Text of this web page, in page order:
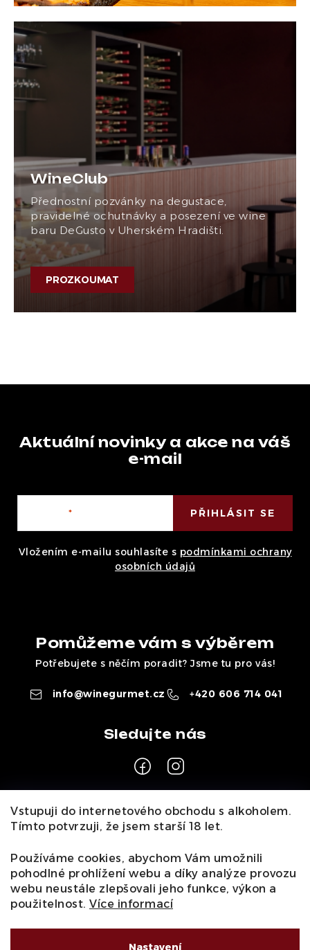
Vstupuji do internetového obchodu s alkoholem.
Tímto potvrzuji, že jsem starší 18 let.
Používáme cookies, abychom Vám umožnili
pohodlné prohlížení webu a díky analýze provozu
webu neustále zlepšovali jeho funkce, výkon a
použitelnost. Více informací
Nastavení
WineClub
Přednostní pozvánky na degustace,
pravidelné ochutnávky a posezení ve wine
baru DeGusto v Uherském Hradišti.
PROZKOUMAT
Pomůžeme vám s výběrem
Potřebujete s něčím poradit? Jsme tu pro vás!
info@winegurmet.cz +420 606 714 041
Aktuální novinky a akce na váš
e-mail
Vložením e-mailu souhlasíte s podmínkami ochrany
osobních údajů
PŘIHLÁSIT SE
Z
á
a
Pro zákazníky
O násNaši vinařiKontaktyWineclubKariéraB2B
Vinné zážitky
Informace